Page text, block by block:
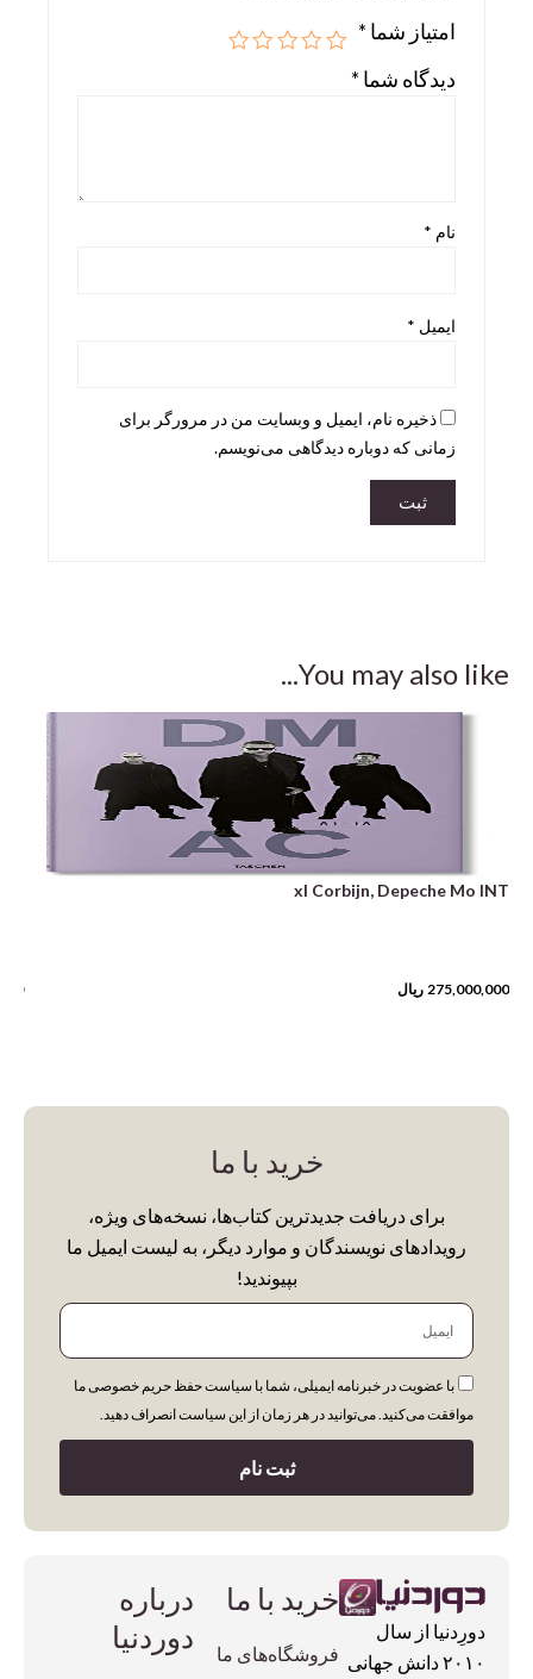
Motorbooks
Penguin
امتیاز شما *
دیدگاه شما *
نام *
ایمیل *
ذخیره نام، ایمیل و وبسایت من در مرورگر برای
زمانی که دوباره دیدگاهی می‌نویسم.
You may also like...
xl Corbijn, Depeche Mo INT
275,000,000 ریال
خرید با ما
برای دریافت جدیدترین کتاب‌ها، نسخه‌های ویژه،
رویدادهای نویسندگان و موارد دیگر، به لیست ایمیل ما
بپیوندید!
ایمیل
با عضویت در خبرنامه ایمیلی، شما با سیاست حفظ حریم خصوصی ما
موافقت می‌کنید. می‌توانید در هر زمان از این سیاست انصراف دهید.
ثبت نام
دورِدنیا از سال
۲۰۱۰ دانش جهانی
خرید با ما
فروشگاه‌های ما
درباره
دوردنیا